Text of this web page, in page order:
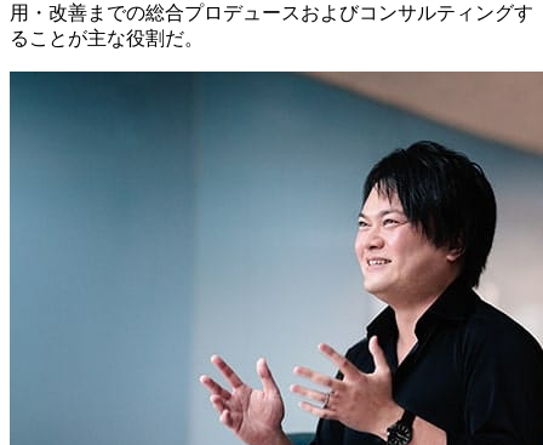
用・改善までの総合プロデュースおよびコンサルティングす
ることが主な役割だ。